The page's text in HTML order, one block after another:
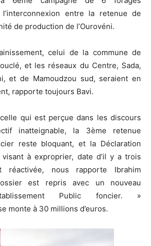
l’interconnexion entre la retenue de
de production de l’Ourovéni.
celui de la commune de
et les réseaux du Centre, Sada,
et de Mamoudzou sud, seraient en
rapporte toujours Bavi.
qui est perçue dans les discours
inatteignable, la 3ème retenue
reste bloquant, et la Déclaration
visant à exproprier, date d’il y a trois
nous rapporte Ibrahim
est repris avec un nouveau
Public foncier. »
monte à 30 millions d’euros.